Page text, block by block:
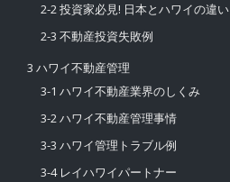
2-2 投資家必見! 日本とハワイの違い
2-3 不動産投資失敗例
3 ハワイ不動産管理
3-1 ハワイ不動産業界のしくみ
3-2 ハワイ不動産管理事情
3-3 ハワイ管理トラブル例
3-4 レイハワイパートナー